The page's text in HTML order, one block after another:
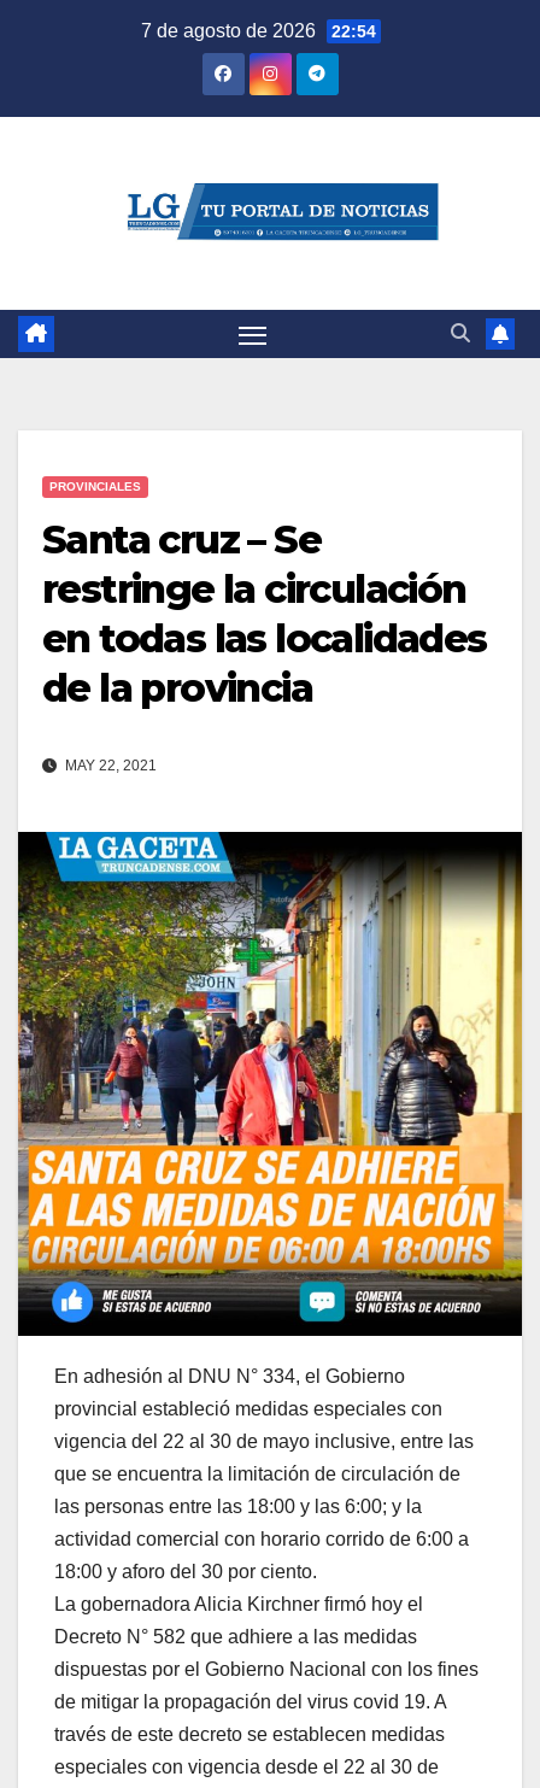
7 de agosto de 2026 22:54
PROVINCIALES
Santa cruz – Se
restringe la circulación
en todas las localidades
de la provincia
MAY 22, 2021
En adhesión al DNU N° 334, el Gobierno
provincial estableció medidas especiales con
vigencia del 22 al 30 de mayo inclusive, entre las
que se encuentra la limitación de circulación de
las personas entre las 18:00 y las 6:00; y la
actividad comercial con horario corrido de 6:00 a
18:00 y aforo del 30 por ciento.
La gobernadora Alicia Kirchner firmó hoy el
Decreto N° 582 que adhiere a las medidas
dispuestas por el Gobierno Nacional con los fines
de mitigar la propagación del virus covid 19. A
través de este decreto se establecen medidas
especiales con vigencia desde el 22 al 30 de